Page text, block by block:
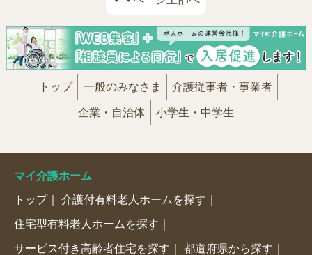
トップ 一般のみなさま 介護従事者・事業者
企業・自治体 小学生・中学生
マイ介護ホーム
トップ 介護付有料老人ホームを探す
住宅型有料老人ホームを探す
サービス付き高齢者住宅を探す 都道府県から探す